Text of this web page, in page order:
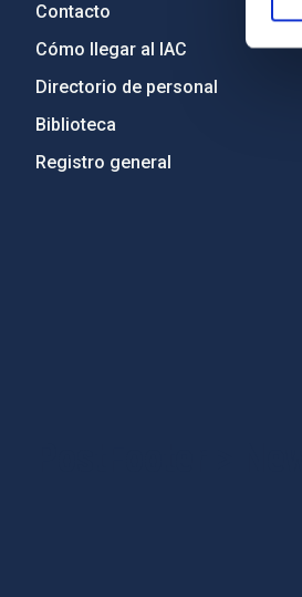
Contacto
Cómo llegar al IAC
Directorio de personal
Biblioteca
Registro general